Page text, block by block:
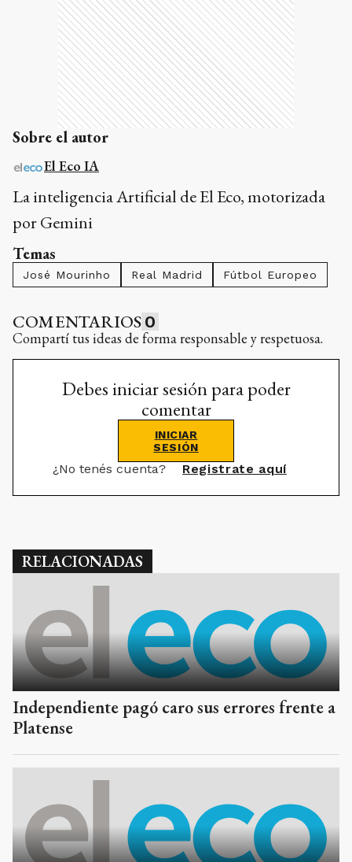
Sobre el autor
El Eco IA
La inteligencia Artificial de El Eco, motorizada
por Gemini
Temas
José Mourinho Real Madrid Fútbol Europeo
COMENTARIOS 0
Compartí tus ideas de forma responsable y respetuosa.
Debes iniciar sesión para poder
comentar
INICIAR
SESIÓN
¿No tenés cuenta? Registrate aquí
RELACIONADAS
Independiente pagó caro sus errores frente a
Platense